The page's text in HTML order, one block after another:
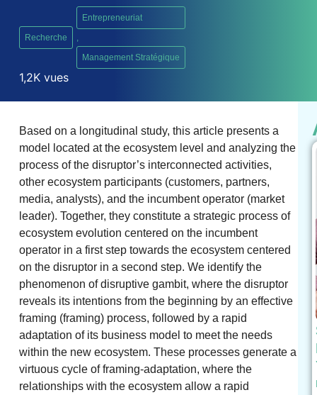
Recherche
Entrepreneuriat
Management Stratégique
1,2K vues
Based on a longitudinal study, this article presents a
model located at the ecosystem level and analyzing the
process of the disruptor’s interconnected activities,
other ecosystem participants (customers, partners,
media, analysts), and the incumbent operator (market
leader). Together, they constitute a strategic process of
ecosystem evolution centered on the incumbent
operator in a first step towards the ecosystem centered
on the disruptor in a second step. We identify the
phenomenon of disruptive gambit, where the disruptor
reveals its intentions from the beginning by an effective
framing (framing) process, followed by a rapid
adaptation of its business model to meet the needs
within the new ecosystem. These processes generate a
virtuous cycle of framing-adaptation, where the
relationships with the ecosystem allow a rapid